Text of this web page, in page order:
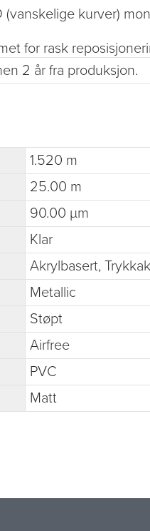
kurver)
for rask
2 år fra produksjon.
1.520 m
25.00 m
90.00 µm
Klar
Akrylbasert,
Metallic
Støpt
Airfree
PVC
Matt